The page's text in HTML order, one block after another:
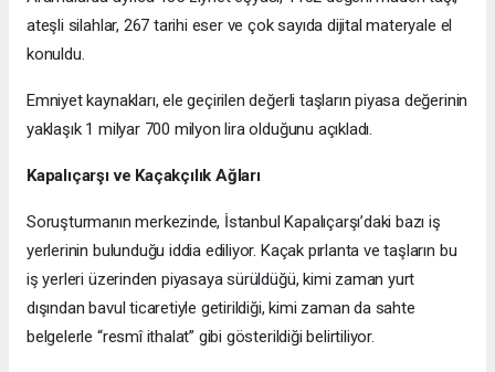
ateşli silahlar, 267 tarihi eser ve çok sayıda dijital materyale el
konuldu.
Emniyet kaynakları, ele geçirilen değerli taşların piyasa değerinin
yaklaşık 1 milyar 700 milyon lira olduğunu açıkladı.
Kapalıçarşı ve Kaçakçılık Ağları
Soruşturmanın merkezinde, İstanbul Kapalıçarşı’daki bazı iş
yerlerinin bulunduğu iddia ediliyor. Kaçak pırlanta ve taşların bu
iş yerleri üzerinden piyasaya sürüldüğü, kimi zaman yurt
dışından bavul ticaretiyle getirildiği, kimi zaman da sahte
belgelerle “resmî ithalat” gibi gösterildiği belirtiliyor.